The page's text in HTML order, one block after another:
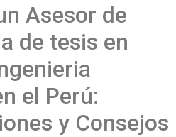
Asesor de
de tesis en
el Perú:
y Consejos